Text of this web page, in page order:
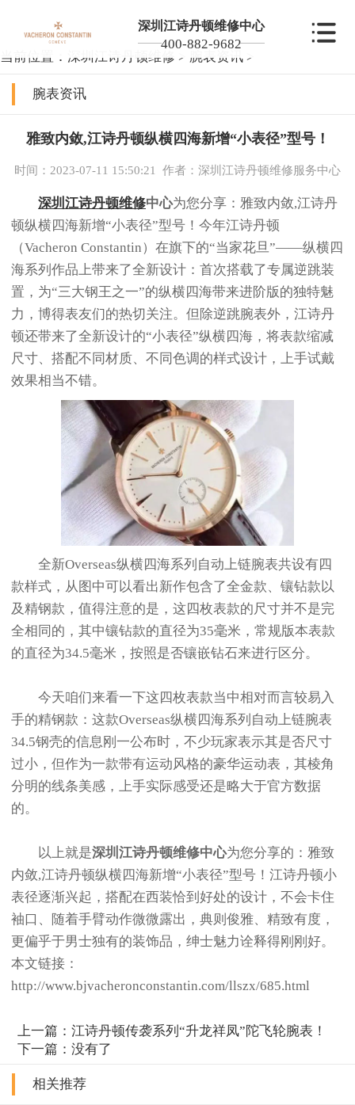
深圳江诗丹顿维修中心
400-882-9682
当前位置： 深圳江诗丹顿维修 > 腕表资讯 >
腕表资讯
雅致内敛,江诗丹顿纵横四海新增“小表径”型号！
时间：2023-07-11 15:50:21 作者：深圳江诗丹顿维修服务中心
深圳江诗丹顿维修中心为您分享：雅致内敛,江诗丹
顿纵横四海新增“小表径”型号！今年江诗丹顿
（Vacheron Constantin）在旗下的“当家花旦”——纵横四
海系列作品上带来了全新设计：首次搭载了专属逆跳装
置，为“三大钢王之一”的纵横四海带来进阶版的独特魅
力，博得表友们的热切关注。但除逆跳腕表外，江诗丹
顿还带来了全新设计的“小表径”纵横四海，将表款缩减
尺寸、搭配不同材质、不同色调的样式设计，上手试戴
效果相当不错。
全新Overseas纵横四海系列自动上链腕表共设有四
款样式，从图中可以看出新作包含了全金款、镶钻款以
及精钢款，值得注意的是，这四枚表款的尺寸并不是完
全相同的，其中镶钻款的直径为35毫米，常规版本表款
的直径为34.5毫米，按照是否镶嵌钻石来进行区分。
今天咱们来看一下这四枚表款当中相对而言较易入
手的精钢款：这款Overseas纵横四海系列自动上链腕表
34.5钢壳的信息刚一公布时，不少玩家表示其是否尺寸
过小，但作为一款带有运动风格的豪华运动表，其棱角
分明的线条美感，上手实际感受还是略大于官方数据
的。
以上就是深圳江诗丹顿维修中心为您分享的：雅致
内敛,江诗丹顿纵横四海新增“小表径”型号！江诗丹顿小
表径逐渐兴起，搭配在西装恰到好处的设计，不会卡住
袖口、随着手臂动作微微露出，典则俊雅、精致有度，
更偏乎于男士独有的装饰品，绅士魅力诠释得刚刚好。
本文链接：
http://www.bjvacheronconstantin.com/llszx/685.html
上一篇：江诗丹顿传袭系列“升龙祥凤”陀飞轮腕表！
下一篇：没有了
相关推荐